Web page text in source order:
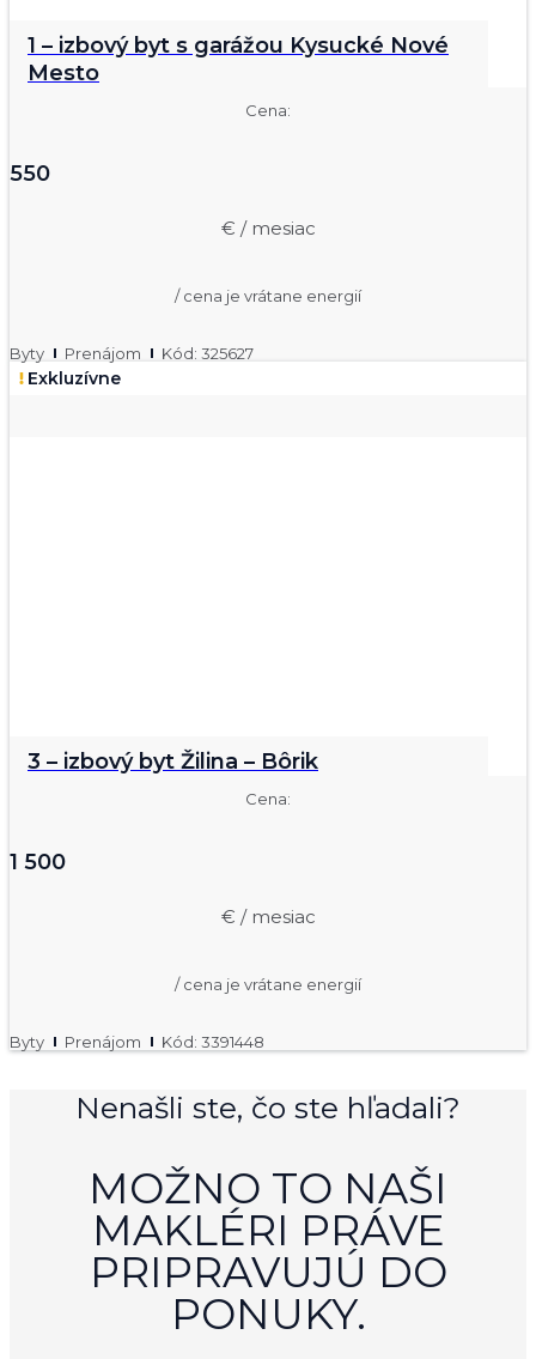
1 – izbový byt s garážou Kysucké Nové
Mesto
Cena:
550
€ / mesiac
/ cena je vrátane energií
Byty Prenájom Kód: 325627
Exkluzívne
3 – izbový byt Žilina – Bôrik
Cena:
1 500
€ / mesiac
/ cena je vrátane energií
Byty Prenájom Kód: 3391448
Nenašli ste, čo ste hľadali?
MOŽNO TO NAŠI
MAKLÉRI PRÁVE
PRIPRAVUJÚ DO
PONUKY.